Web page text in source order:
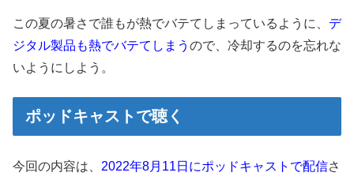
この夏の暑さで誰もが熱でバテてしまっているように、 デ
ジタル製品も熱でバテてしまう ので、冷却するのを忘れな
いようにしよう。
ポッドキャストで聴く
今回の内容は、 2022年8月11日にポッドキャストで配信さ